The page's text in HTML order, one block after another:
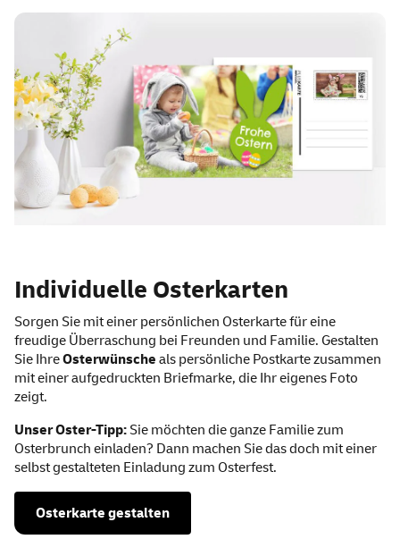
Individuelle Osterkarten
Sorgen Sie mit einer persönlichen Osterkarte für eine
freudige Überraschung bei Freunden und Familie. Gestalten
Sie IhreOsterwünsche als persönliche Postkarte zusammen
mit einer aufgedruckten Briefmarke, die Ihr eigenes Foto
zeigt.
Unser Oster-Tipp:Sie möchten die ganze Familie zum
Osterbrunch einladen? Dann machen Sie das doch mit einer
selbst gestalteten Einladung zum Osterfest.
Osterkarte gestalten